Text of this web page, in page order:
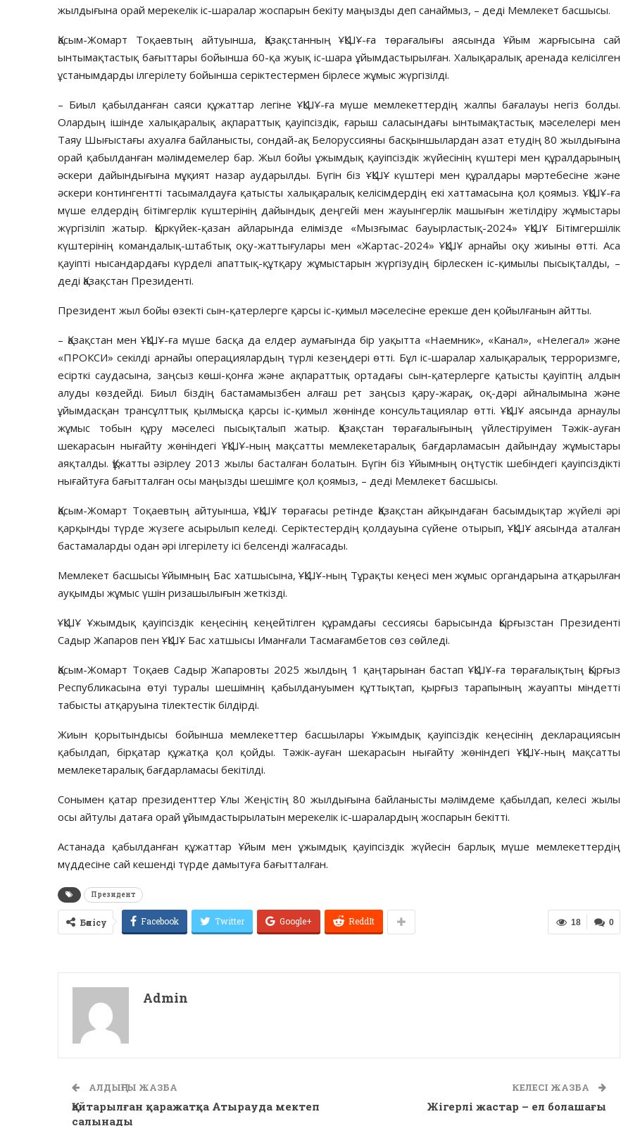
жылдығына орай мерекелік іс-шаралар жоспарын бекіту маңызды деп санаймыз, – деді Мемлекет басшысы.
Қасым-Жомарт Тоқаевтың айтуынша, Қазақстанның ҰҚШҰ-ға төрағалығы аясында Ұйым жарғысына сай
ынтымақтастық бағыттары бойынша 60-қа жуық іс-шара ұйымдастырылған. Халықаралық аренада келісілген
ұстанымдарды ілгерілету бойынша серіктестермен бірлесе жұмыс жүргізілді.
– Биыл қабылданған саяси құжаттар легіне ҰҚШҰ-ға мүше мемлекеттердің жалпы бағалауы негіз болды.
Олардың ішінде халықаралық ақпараттық қауіпсіздік, ғарыш саласындағы ынтымақтастық мәселелері мен
Таяу Шығыстағы ахуалға байланысты, сондай-ақ Белоруссияны басқыншылардан азат етудің 80 жылдығына
орай қабылданған мәлімдемелер бар. Жыл бойы ұжымдық қауіпсіздік жүйесінің күштері мен құралдарының
әскери дайындығына мұқият назар аударылды. Бүгін біз ҰҚШҰ күштері мен құралдары мәртебесіне және
әскери контингентті тасымалдауға қатысты халықаралық келісімдердің екі хаттамасына қол қоямыз. ҰҚШҰ-ға
мүше елдердің бітімгерлік күштерінің дайындық деңгейі мен жауынгерлік машығын жетілдіру жұмыстары
жүргізіліп жатыр. Қыркүйек-қазан айларында елімізде «Мызғымас бауырластық-2024» ҰҚШҰ Бітімгершілік
күштерінің командалық-штабтық оқу-жаттығулары мен «Жартас-2024» ҰҚШҰ арнайы оқу жиыны өтті. Аса
қауіпті нысандардағы күрделі апаттық-құтқару жұмыстарын жүргізудің бірлескен іс-қимылы пысықталды, –
деді Қазақстан Президенті.
Президент жыл бойы өзекті сын-қатерлерге қарсы іс-қимыл мәселесіне ерекше ден қойылғанын айтты.
– Қазақстан мен ҰҚШҰ-ға мүше басқа да елдер аумағында бір уақытта «Наемник», «Канал», «Нелегал» және
«ПРОКСИ» секілді арнайы операциялардың түрлі кезеңдері өтті. Бұл іс-шаралар халықаралық терроризмге,
есірткі саудасына, заңсыз көші-қонға және ақпараттық ортадағы сын-қатерлерге қатысты қауіптің алдын
алуды көздейді. Биыл біздің бастамамызбен алғаш рет заңсыз қару-жарақ, оқ-дәрі айналымына және
ұйымдасқан трансұлттық қылмысқа қарсы іс-қимыл жөнінде консультациялар өтті. ҰҚШҰ аясында арнаулы
жұмыс тобын құру мәселесі пысықталып жатыр. Қазақстан төрағалығының үйлестіруімен Тәжік-ауған
шекарасын нығайту жөніндегі ҰҚШҰ-ның мақсатты мемлекетаралық бағдарламасын дайындау жұмыстары
аяқталды. Құжатты әзірлеу 2013 жылы басталған болатын. Бүгін біз Ұйымның оңтүстік шебіндегі қауіпсіздікті
нығайтуға бағытталған осы маңызды шешімге қол қоямыз, – деді Мемлекет басшысы.
Қасым-Жомарт Тоқаевтың айтуынша, ҰҚШҰ төрағасы ретінде Қазақстан айқындаған басымдықтар жүйелі әрі
қарқынды түрде жүзеге асырылып келеді. Серіктестердің қолдауына сүйене отырып, ҰҚШҰ аясында аталған
бастамаларды одан әрі ілгерілету ісі белсенді жалғасады.
Мемлекет басшысы Ұйымның Бас хатшысына, ҰҚШҰ-ның Тұрақты кеңесі мен жұмыс органдарына атқарылған
ауқымды жұмыс үшін ризашылығын жеткізді.
ҰҚШҰ Ұжымдық қауіпсіздік кеңесінің кеңейтілген құрамдағы сессиясы барысында Қырғызстан Президенті
Садыр Жапаров пен ҰҚШҰ Бас хатшысы Иманғали Тасмағамбетов сөз сөйледі.
Қасым-Жомарт Тоқаев Садыр Жапаровты 2025 жылдың 1 қаңтарынан бастап ҰҚШҰ-ға төрағалықтың Қырғыз
Республикасына өтуі туралы шешімнің қабылдануымен құттықтап, қырғыз тарапының жауапты міндетті
табысты атқаруына тілектестік білдірді.
Жиын қорытындысы бойынша мемлекеттер басшылары Ұжымдық қауіпсіздік кеңесінің декларациясын
қабылдап, бірқатар құжатқа қол қойды. Тәжік-ауған шекарасын нығайту жөніндегі ҰҚШҰ-ның мақсатты
мемлекетаралық бағдарламасы бекітілді.
Сонымен қатар президенттер Ұлы Жеңістің 80 жылдығына байланысты мәлімдеме қабылдап, келесі жылы
осы айтулы датаға орай ұйымдастырылатын мерекелік іс-шаралардың жоспарын бекітті.
Астанада қабылданған құжаттар Ұйым мен ұжымдық қауіпсіздік жүйесін барлық мүше мемлекеттердің
мүддесіне сай кешенді түрде дамытуға бағытталған.
Президент
0
18
Бөлісу Facebook Twitter Google+ ReddIt
Admin
АЛДЫҢҒЫ ЖАЗБА
Қайтарылған қаражатқа Атырауда мектеп
салынады
КЕЛЕСІ ЖАЗБА
Жігерлі жастар – ел болашағы